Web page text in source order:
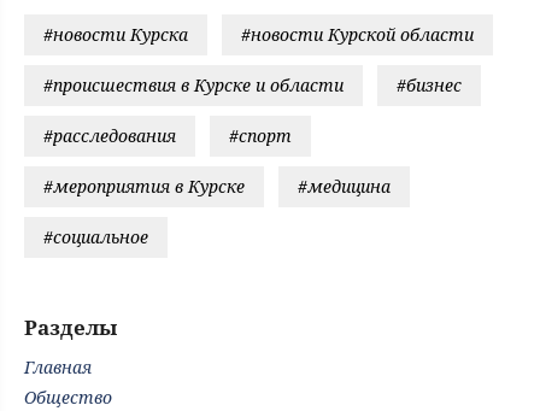
#новости Курска #новости Курской области
#происшествия в Курске и области #бизнес
#расследования #спорт
#мероприятия в Курске #медицина
#социальное
Разделы
Главная
Общество